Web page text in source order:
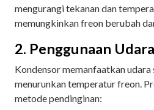
mengurangi tekanan dan
memungkinkan freon berubah
2. Penggunaan
Kondensor memanfaatkan
menurunkan temperatur freon.
metode pendinginan: